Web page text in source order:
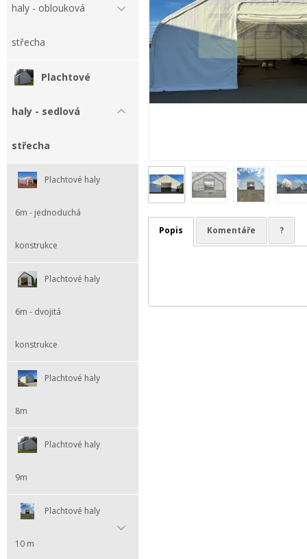
haly - oblouková
střecha
Plachtové
haly - sedlová
střecha
Plachtové haly
6m - jednoduchá
konstrukce
Plachtové haly
6m - dvojitá
konstrukce
Plachtové haly
8m
Plachtové haly
9m
Plachtové haly
10 m
Popis Komentáře ?